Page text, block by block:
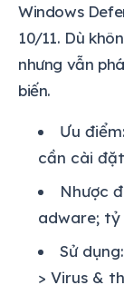
Windows
10/11. Dù
nhưng vẫn
biến.
Ưu
cần cài
Nhược
adware; tỷ
Sử
> Virus &